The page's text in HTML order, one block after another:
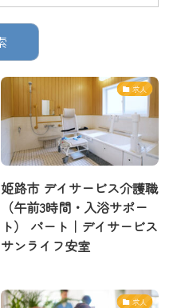
求人
姫路市 デイサービス介護職
（午前3時間・入浴サポー
ト） パート｜デイサービス
サンライフ安室
求人